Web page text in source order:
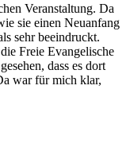
Veranstaltung. Da
sie einen Neuanfang
sehr beeindruckt.
Freie Evangelische
dass es dort
war für mich klar,